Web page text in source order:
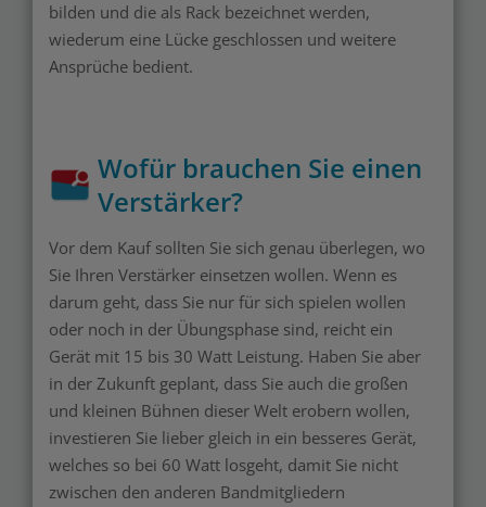
bilden und die als Rack bezeichnet werden,
wiederum eine Lücke geschlossen und weitere
Ansprüche bedient.
Wofür brauchen Sie einen
Verstärker?
Vor dem Kauf sollten Sie sich genau überlegen, wo
Sie Ihren Verstärker einsetzen wollen. Wenn es
darum geht, dass Sie nur für sich spielen wollen
oder noch in der Übungsphase sind, reicht ein
Gerät mit 15 bis 30 Watt Leistung. Haben Sie aber
in der Zukunft geplant, dass Sie auch die großen
und kleinen Bühnen dieser Welt erobern wollen,
investieren Sie lieber gleich in ein besseres Gerät,
welches so bei 60 Watt losgeht, damit Sie nicht
zwischen den anderen Bandmitgliedern